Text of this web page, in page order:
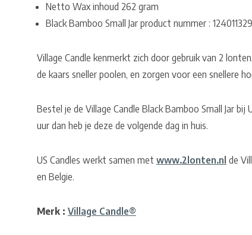
Netto Wax inhoud 262 gram
Black Bamboo Small Jar product nummer : 124011329
Village Candle kenmerkt zich door gebruik van 2
de kaars sneller poolen, en zorgen voor een snellere
Bestel je de Village Candle Black Bamboo Small Jar bij
uur dan heb je deze de volgende dag in huis.
US Candles werkt samen met www.2lonten.nl de
en Belgie.
Merk : Village Candle®